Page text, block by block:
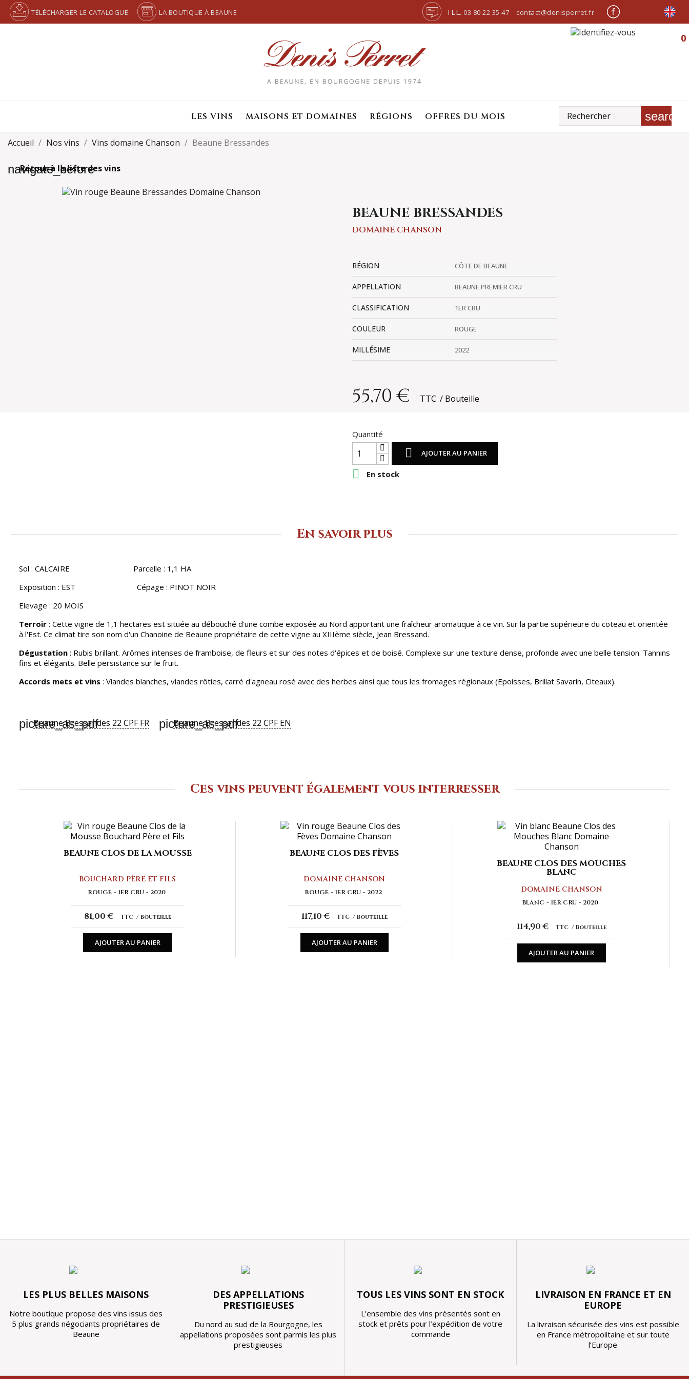
TÉLÉCHARGER LE CATALOGUE LA BOUTIQUE À BEAUNE TEL. 03 80 22 35 47 contact@denisperret.fr
0
LES VINS MAISONS ET DOMAINES RÉGIONS OFFRES DU MOIS search
Accueil Nos vins Vins domaine Chanson Beaune Bressandes
navigate_before
Retour à la liste des vins
BEAUNE BRESSANDES
DOMAINE CHANSON
RÉGION CÔTE DE BEAUNE
APPELLATION BEAUNE PREMIER CRU
CLASSIFICATION 1ER CRU
COULEUR ROUGE
MILLÉSIME 2022
55,70 € TTC Bouteille
Quantité
 AJOUTER AU PANIER
 En stock
En savoir plus
Sol : CALCAIRE
Parcelle : 1,1 HA
Exposition : EST
Cépage : PINOT NOIR
Elevage : 20 MOIS
Terroir : Cette vigne de 1,1 hectares est située au débouché d'une combe exposée au Nord apportant une fraîcheur aromatique à ce vin. Sur la partie supérieure du coteau et orientée
à l'Est. Ce climat tire son nom d'un Chanoine de Beaune propriétaire de cette vigne au XIIIème siècle, Jean Bressand.
Dégustation : Rubis brillant. Arômes intenses de framboise, de fleurs et sur des notes d'épices et de boisé. Complexe sur une texture dense, profonde avec une belle tension. Tannins
fins et élégants. Belle persistance sur le fruit.
Accords mets et vins : Viandes blanches, viandes rôties, carré d'agneau rosé avec des herbes ainsi que tous les fromages régionaux (Epoisses, Brillat Savarin, Citeaux).
picture_as_pdf
Beaune Bressandes 22 CPF FR picture_as_pdf
Beaune Bressandes 22 CPF EN
Ces vins peuvent également vous interresser
BEAUNE CLOS DE LA MOUSSE
BOUCHARD PÈRE ET FILS
ROUGE 1ER CRU 2020
81,00 € TTC Bouteille
AJOUTER AU PANIER
BEAUNE CLOS DES FÈVES
DOMAINE CHANSON
ROUGE 1ER CRU 2022
117,10 € TTC Bouteille
AJOUTER AU PANIER
BEAUNE CLOS DES MOUCHES
BLANC
DOMAINE CHANSON
BLANC 1ER CRU 2020
114,90 € TTC Bouteille
AJOUTER AU PANIER
LES PLUS BELLES MAISONS
Notre boutique propose des vins issus des
5 plus grands négociants propriétaires de
Beaune
DES APPELLATIONS
PRESTIGIEUSES
Du nord au sud de la Bourgogne, les
appellations proposées sont parmis les plus
prestigieuses
TOUS LES VINS SONT EN STOCK
L’ensemble des vins présentés sont en
stock et prêts pour l’expédition de votre
commande
LIVRAISON EN FRANCE ET EN
EUROPE
La livraison sécurisée des vins est possible
en France métropolitaine et sur toute
l’Europe